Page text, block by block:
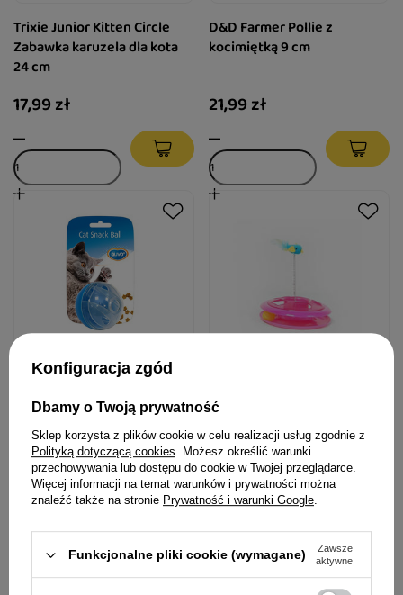
Trixie Junior Kitten Circle
Zabawka karuzela dla kota
24 cm
17,99 zł
D&D Farmer Pollie z
kocimiętką 9 cm
21,99 zł
snack ball 5 cm
9,99 zł
HAPPY HOOP 26 cm
64,90 zł
Konfiguracja zgód
Dbamy o Twoją prywatność
Sklep korzysta z plików cookie w celu realizacji usług zgodnie z
Polityką dotyczącą cookies. Możesz określić warunki
przechowywania lub dostępu do cookie w Twojej przeglądarce.
Więcej informacji na temat warunków i prywatności można
znaleźć także na stronie Prywatność i warunki Google.
Funkcjonalne pliki cookie (wymagane)
Zawsze
aktywne